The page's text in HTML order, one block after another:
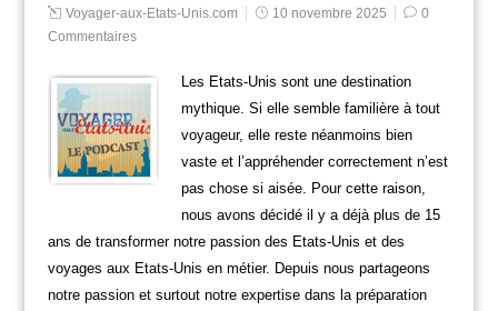
Voyager-aux-Etats-Unis.com 10 novembre 2025
0
Commentaires
Les Etats-Unis sont une destination
mythique. Si elle semble familière à tout
voyageur, elle reste néanmoins bien
vaste et l’appréhender correctement n’est
pas chose si aisée. Pour cette raison,
nous avons décidé il y a déjà plus de 15
ans de transformer notre passion des Etats-Unis et des
voyages aux Etats-Unis en métier. Depuis nous partageons
notre passion et surtout notre expertise dans la préparation